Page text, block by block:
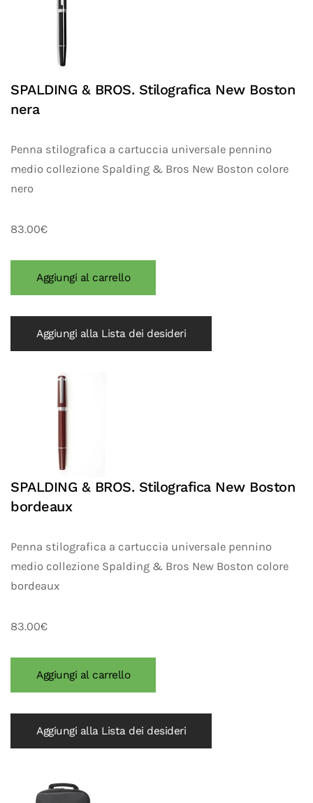
SPALDING & BROS. Stilografica New Boston
nera
Penna stilografica a cartuccia universale pennino
medio collezione Spalding & Bros New Boston colore
nero
83.00€
Aggiungi alla Lista dei desideri
SPALDING & BROS. Stilografica New Boston
bordeaux
Penna stilografica a cartuccia universale pennino
medio collezione Spalding & Bros New Boston colore
bordeaux
83.00€
Aggiungi alla Lista dei desideri